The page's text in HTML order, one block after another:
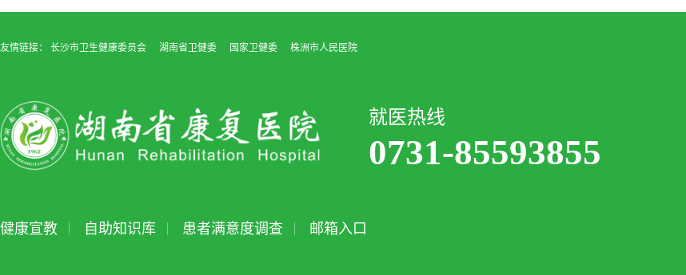
友情链接： 长沙市卫生健康委员会 湖南省卫健委 国家卫健委 株洲市人民医院
就医热线
0731-85593855
健康宣教 自助知识库 患者满意度调查 邮箱入口